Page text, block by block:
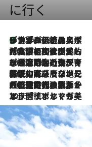
に行く
2026.8.8
リスボンの絶品スイーツ「パステル・デ・ナタ」とは？ポルトガル伝統の奥深い世界へ
2026.7.27
「私の祖国はポルトガル語です」国民的詩人フェルナンド・ペソアと、彼が愛した文学の街を歩く
2026.7.26
ポルトガル近海が育む極上の海の幸。キリリと冷えた白ワインと愉しむ、シーフード専門店の贅沢
2026.7.22
伝統の味をモダンに昇華。高感度な地元客が集う、リスボンの最旬ガストロノミー
2026.7.21
大航海時代の栄華から、震災、独裁、そして革命へ。ポルトガル・首都リスボンの石畳に刻まれた「歴史の光と影」
2026.7.13
エッセイ・ヤマザキマリ「慎ましくも美しき国 ポルトガル」